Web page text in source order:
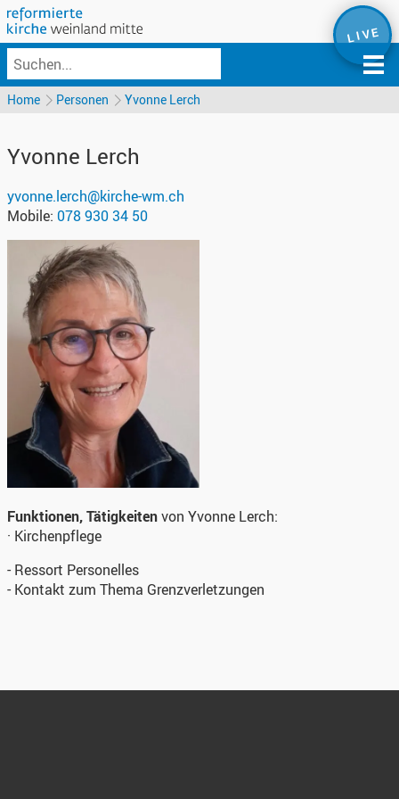
L I V E
Home Personen Yvonne Lerch
Yvonne Lerch
yvonne.lerch@kirche-wm.ch
Mobile: 078 930 34 50
Funktionen, Tätigkeitenvon Yvonne Lerch:
· Kirchenpflege
- Ressort Personelles
- Kontakt zum Thema Grenzverletzungen